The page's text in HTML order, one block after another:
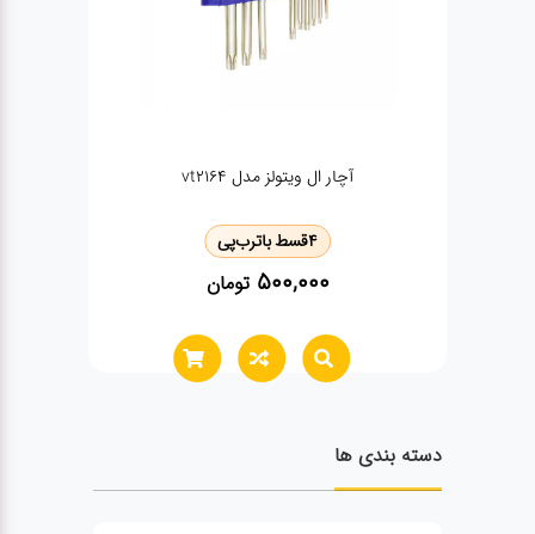
آچار ال ویتولز مدل vt2164
قسط باترب‌پی
500,000 تومان
دسته بندی ها